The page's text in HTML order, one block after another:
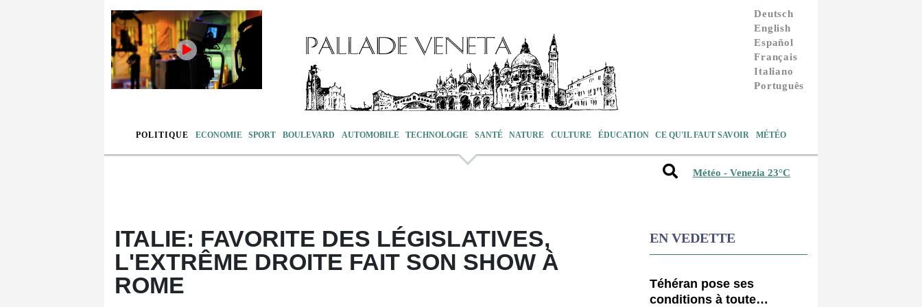
Deutsch
English
Español
Français
Italiano
Português
POLITIQUE ECONOMIE SPORT BOULEVARD AUTOMOBILE TECHNOLOGIE SANTÉ NATURE CULTURE ÉDUCATION CE QU'IL FAUT SAVOIR MÉTÉO
Météo - Venezia 23°C
ITALIE: FAVORITE DES LÉGISLATIVES,
L'EXTRÊME DROITE FAIT SON SHOW À
ROME
EN VEDETTE
Téhéran pose ses
conditions à toute